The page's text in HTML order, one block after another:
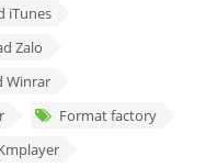
iTunes
Zalo
Winrar
Format factory